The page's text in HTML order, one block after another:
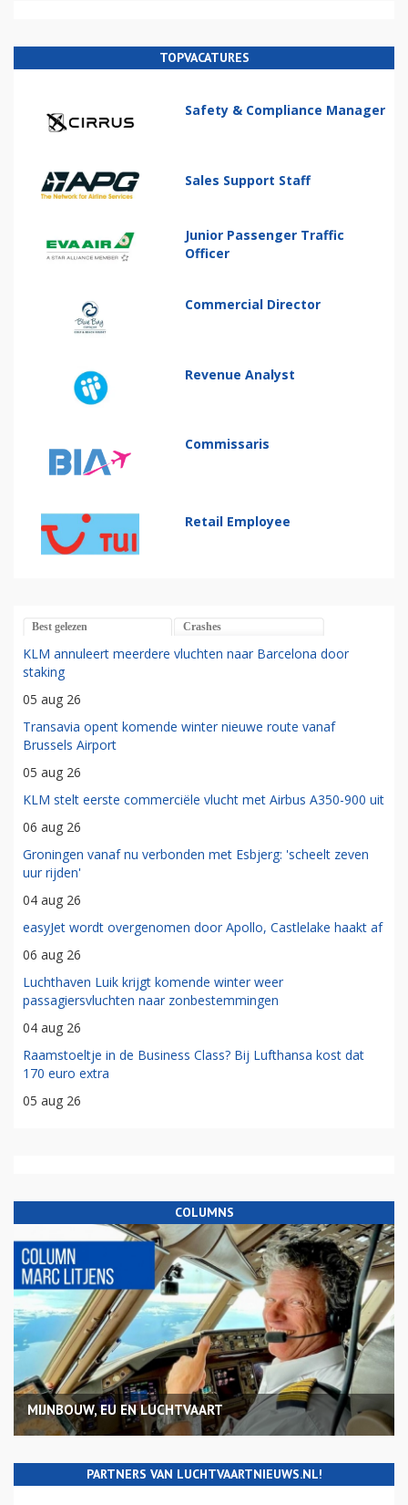
TOPVACATURES
Safety & Compliance Manager
Sales Support Staff
Junior Passenger Traffic
Officer
Commercial Director
Revenue Analyst
Commissaris
Retail Employee
Best gelezen Crashes
KLM annuleert meerdere vluchten naar Barcelona door
staking
05 aug 26
Transavia opent komende winter nieuwe route vanaf
Brussels Airport
05 aug 26
KLM stelt eerste commerciële vlucht met Airbus A350-900 uit
06 aug 26
Groningen vanaf nu verbonden met Esbjerg: 'scheelt zeven
uur rijden'
04 aug 26
easyJet wordt overgenomen door Apollo, Castlelake haakt af
06 aug 26
Luchthaven Luik krijgt komende winter weer
passagiersvluchten naar zonbestemmingen
04 aug 26
Raamstoeltje in de Business Class? Bij Lufthansa kost dat
170 euro extra
05 aug 26
COLUMNS
MIJNBOUW, EU EN LUCHTVAART
PARTNERS VAN LUCHTVAARTNIEUWS.NL!